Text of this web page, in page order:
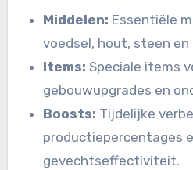
Middelen: Essentiële
voedsel, hout, steen en
Items: Speciale items
gebouwupgrades en
Boosts: Tijdelijke
productiepercentages
gevechtseffectiviteit.